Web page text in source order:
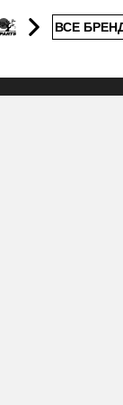
ВСЕ